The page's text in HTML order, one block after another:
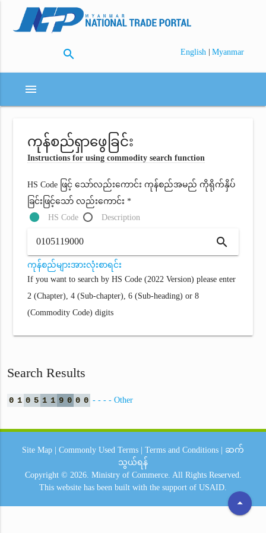
search English | Myanmar
menu
ကုန်စည်ရှာဖွေခြင်း
Instructions for using commodity search function
HS Code ဖြင့် သော်လည်းကောင်း ကုန်စည်အမည် ကိုရိုက်နှိပ်
ခြင်းဖြင့်သော် လည်းကောင်း *
HS Code
Description
search
ကုန်စည်များအားလုံးစာရင်း
If you want to search by HS Code (2022 Version) please enter
2 (Chapter), 4 (Sub-chapter), 6 (Sub-heading) or 8
(Commodity Code) digits
Search Results
0 1 0 5 1 1 9 0 0 0 - - - - Other
arrow_drop_up
Site Map Commonly Used Terms Terms and Conditions
ဆက်
သွယ်ရန်
Copyright © 2026. Ministry of Commerce. All Rights Reserved.
This website has been built with the support of USAID.